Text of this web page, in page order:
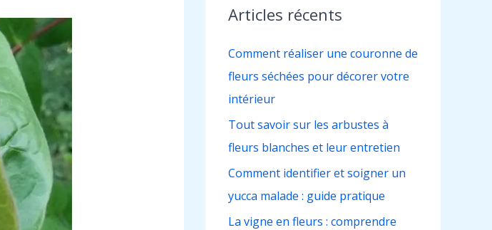
e
c
h
e
r
:
Articles récents
Comment réaliser une couronne de
fleurs séchées pour décorer votre
intérieur
Tout savoir sur les arbustes à
fleurs blanches et leur entretien
Comment identifier et soigner un
yucca malade : guide pratique
La vigne en fleurs : comprendre